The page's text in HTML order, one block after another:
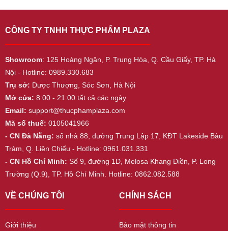
CÔNG TY TNHH THỰC PHẨM PLAZA
Showroom: 125 Hoàng Ngân, P. Trung Hòa, Q. Cầu Giấy, TP. Hà
Nội - Hotline: 0989.330.683
Trụ sở: Dược Thượng, Sóc Sơn, Hà Nội
Mở cửa: 8:00 - 21:00 tất cả các ngày
Email: support@thucphamplaza.com
Mã số thuế: 0105041966
- CN Đà Nẵng: số nhà 88, đường Trung Lập 17, KĐT Lakeside Bàu
Tràm, Q. Liên Chiểu - Hotline: 0961.031.331
- CN Hồ Chí Minh: Số 9, đường 1D, Melosa Khang Điền, P. Long
Trường (Q.9), TP. Hồ Chí Minh. Hotline: 0862.082.588
VỀ CHÚNG TÔI
Giới thiệu
CHÍNH SÁCH
Bảo mật thông tin